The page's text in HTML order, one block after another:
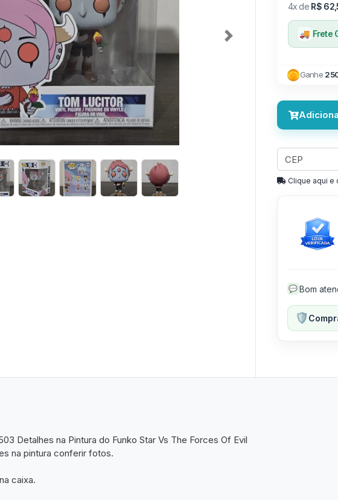
Next
4x de R$
🚚 Frete
Ganhe
Clique aqui e
💬 Bom
🛡️
Detalhes na Pintura do Funko Star Vs The Forces Of Evil
na pintura conferir fotos.
caixa.